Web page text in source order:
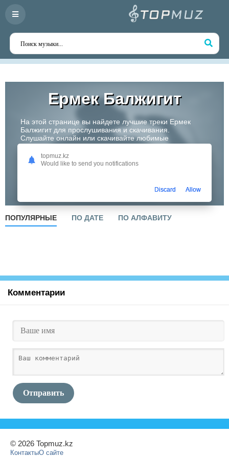
Ермек Балжигит
На этой странице вы найдете лучшие треки Ермек
Балжигит для прослушивания и скачивания.
Слушайте онлайн или скачивайте любимые
композиции в высоком качестве. Откройте для себя
творчество одного из самых перспективных артистов
Казахстана!
ПОПУЛЯРНЫЕ ПО ДАТЕ ПО АЛФАВИТУ
Комментарии
Отправить
© 2026 Topmuz.kz
КонтактыО сайте
topmuz.kz
Would like to send you notifications
Discard Allow